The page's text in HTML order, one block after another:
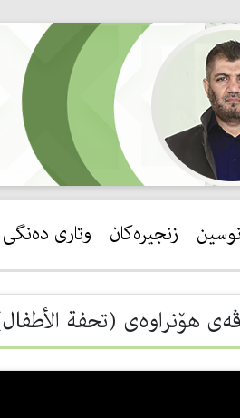
نوسین زنجیرەکان وتاری دەنگی
(تحفة الأطفال)/5- أحكام الميم